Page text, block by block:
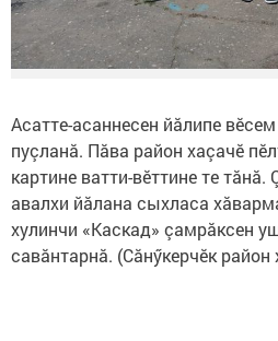
Асатте-асаннесен йăлипе
пуçланă. Пăва район хаçачӗ
картине ватти-вӗттине те
авалхи йăлана сыхласа
хулинчи «Каскад» çамрăксен
савăнтарнă. (Сăнӳкерчӗк район